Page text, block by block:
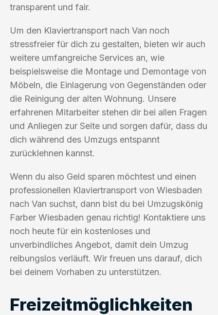
transparent und fair.
Um den Klaviertransport nach Van noch
stressfreier für dich zu gestalten, bieten wir auch
weitere umfangreiche Services an, wie
beispielsweise die Montage und Demontage von
Möbeln, die Einlagerung von Gegenständen oder
die Reinigung der alten Wohnung. Unsere
erfahrenen Mitarbeiter stehen dir bei allen Fragen
und Anliegen zur Seite und sorgen dafür, dass du
dich während des Umzugs entspannt
zurücklehnen kannst.
Wenn du also Geld sparen möchtest und einen
professionellen Klaviertransport von Wiesbaden
nach Van suchst, dann bist du bei Umzugskönig
Farber Wiesbaden genau richtig! Kontaktiere uns
noch heute für ein kostenloses und
unverbindliches Angebot, damit dein Umzug
reibungslos verläuft. Wir freuen uns darauf, dich
bei deinem Vorhaben zu unterstützen.
Freizeitmöglichkeiten